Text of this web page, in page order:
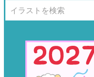
検索